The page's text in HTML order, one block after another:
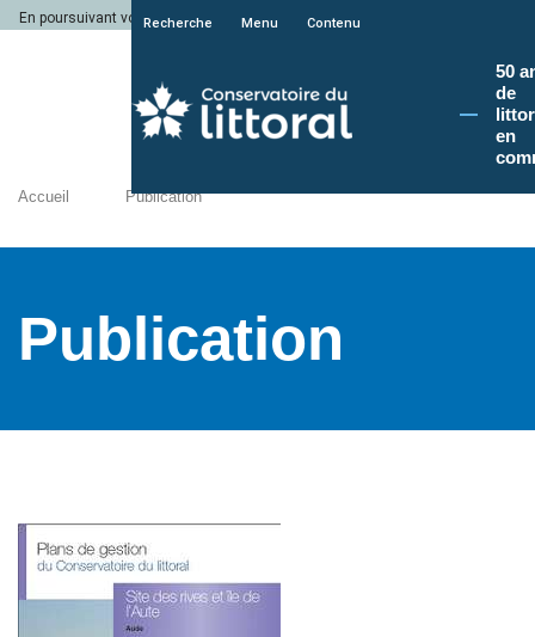
En poursuivant votre navigation sur le site du Conservatoire du littoral, vous
Recherche Menu Contenu
50
de
en
Accueil Publication
Publication